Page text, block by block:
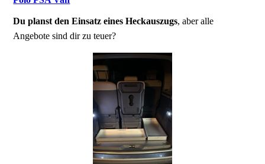
Du planst den Einsatz eines Heckauszugs, aber alle
Angebote sind dir zu teuer?